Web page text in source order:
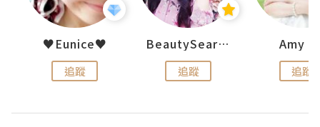
♥Eunice♥
追蹤
BeautySearch
追蹤
Amy
追蹤